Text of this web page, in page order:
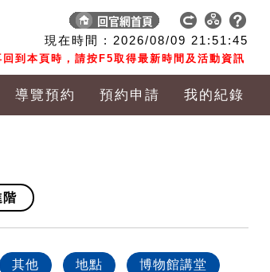
現在時間 : 2026/08/09 21:51:46
到本頁時，請按F5取得最新時間及活動資訊
導覽預約 預約申請 我的紀錄
階
其他 地點 博物館講堂